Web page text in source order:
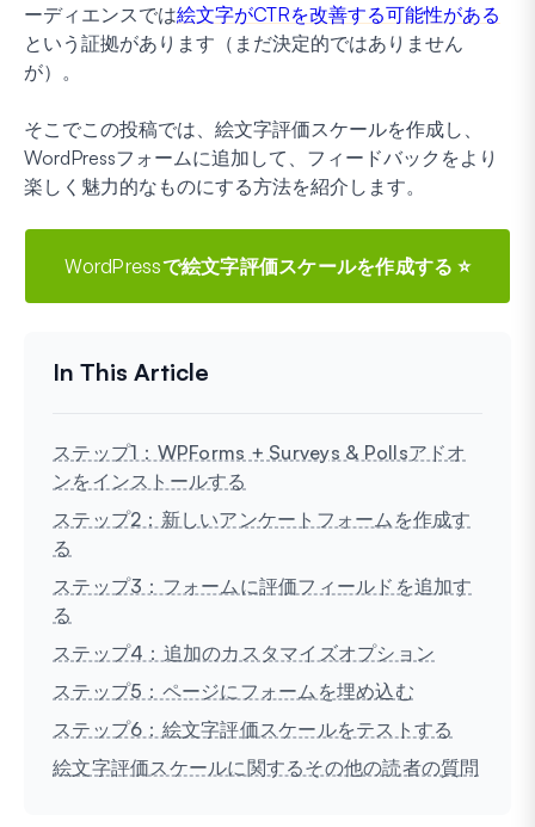
ーディエンスでは絵文字がCTRを改善する可能性がある
という証拠があります（まだ決定的ではありません
が）。
そこでこの投稿では、絵文字評価スケールを作成し、
WordPressフォームに追加して、フィードバックをより
楽しく魅力的なものにする方法を紹介します。
WordPressで絵文字評価スケールを作成する ⭐
ステップ1：WPForms + Surveys & Pollsアドオ
ンをインストールする
ステップ2：新しいアンケートフォームを作成す
る
ステップ3：フォームに評価フィールドを追加す
る
ステップ4：追加のカスタマイズオプション
ステップ5：ページにフォームを埋め込む
ステップ6：絵文字評価スケールをテストする
絵文字評価スケールに関するその他の読者の質問